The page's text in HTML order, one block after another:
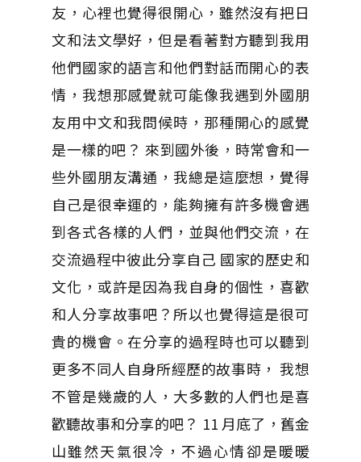
友，心裡也覺得很開心，雖然沒有把日
文和法文學好，但是看著對方聽到我用
他們國家的語言和他們對話而開心的表
情，我想那感覺就可能像我遇到外國朋
友用中文和我問候時，那種開心的感覺
是一樣的吧？ 來到國外後，時常會和一
些外國朋友溝通，我總是這麼想，覺得
自己是很幸運的，能夠擁有許多機會遇
到各式各樣的人們，並與他們交流，在
交流過程中彼此分享自己 國家的歷史和
文化，或許是因為我自身的個性，喜歡
和人分享故事吧？所以也覺得這是很可
貴的機會。在分享的過程時也可以聽到
更多不同人自身所經歷的故事時， 我想
不管是幾歲的人，大多數的人們也是喜
歡聽故事和分享的吧？ 11 月底了，舊金
山雖然天氣很冷，不過心情卻是暖暖